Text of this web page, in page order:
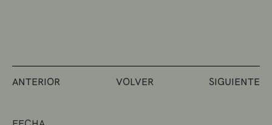
ANTERIOR VOLVER SIGUIENTE